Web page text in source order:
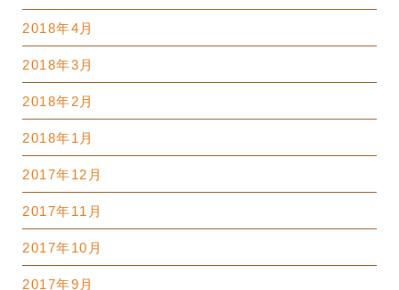
2018年4月
2018年3月
2018年2月
2018年1月
2017年12月
2017年11月
2017年10月
2017年9月